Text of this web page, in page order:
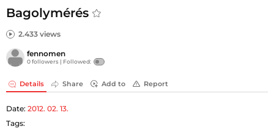
Bagolymérés
2.433 views
fennomen
0 followers | Followed:
Details Share Add to Report
Date: 2012. 02. 13.
Tags: